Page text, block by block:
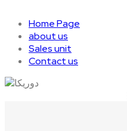
Home Page
about us
Sales unit
Contact us